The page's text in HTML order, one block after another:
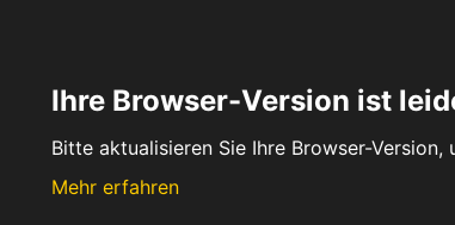
Ihre Browser-Version ist
Bitte aktualisieren Sie Ihre Browser-
Mehr erfahren